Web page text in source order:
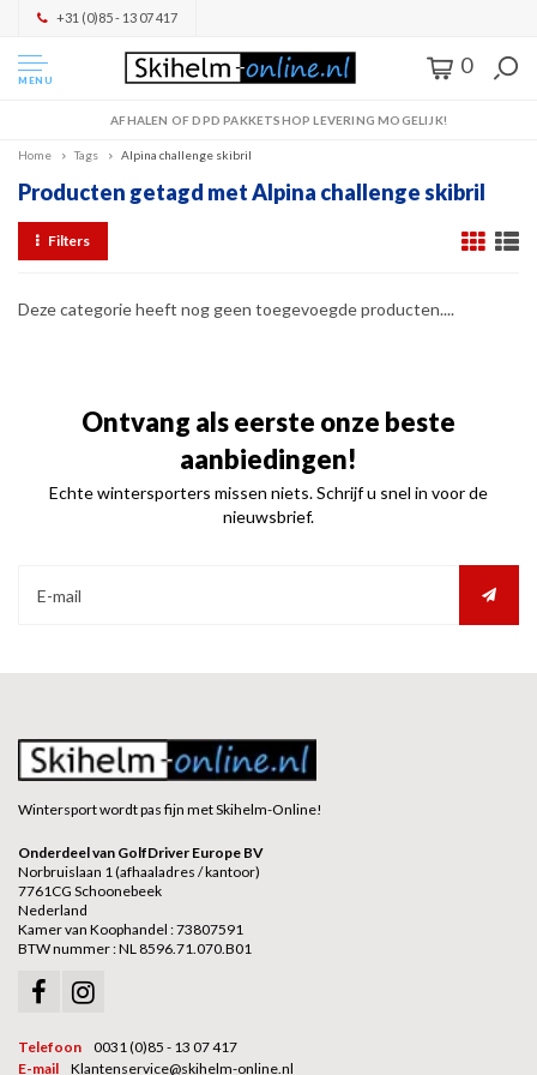
+31 (0)85 - 13 07 417
MENU
0
AFHALEN OF DPD PAKKETSHOP LEVERING MOGELIJK!
Home Tags Alpina challenge skibril
Producten getagd met Alpina challenge skibril
Filters
Deze categorie heeft nog geen toegevoegde producten....
Ontvang als eerste onze beste
aanbiedingen!
Echte wintersporters missen niets. Schrijf u snel in voor de
nieuwsbrief.
Wintersport wordt pas fijn met Skihelm-Online!
Onderdeel van GolfDriver Europe BV
Norbruislaan 1 (afhaaladres / kantoor)
7761CG Schoonebeek
Nederland
Kamer van Koophandel : 73807591
BTW nummer : NL 8596.71.070.B01
Telefoon
0031 (0)85 - 13 07 417
E-mail
Klantenservice@skihelm-online.nl